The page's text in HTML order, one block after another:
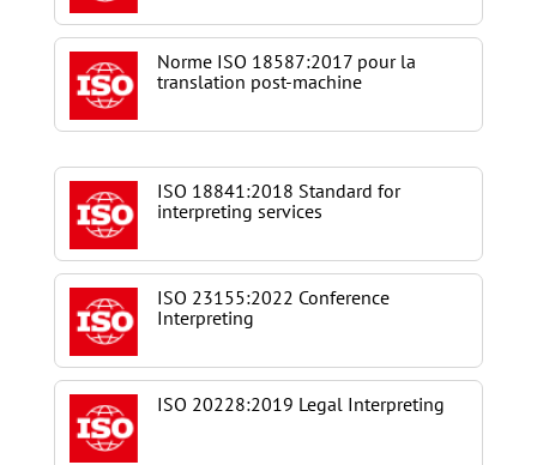
Norme ISO 18587:2017 pour la
translation post-machine
ISO 18841:2018 Standard for
interpreting services
ISO 23155:2022 Conference
Interpreting
ISO 20228:2019 Legal Interpreting